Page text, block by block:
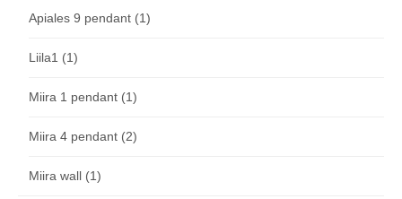
Apiales 9 pendant (1)
Liila1 (1)
Miira 1 pendant (1)
Miira 4 pendant (2)
Miira wall (1)